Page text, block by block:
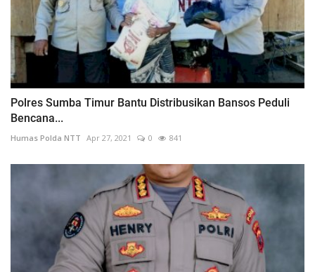
Polres Sumba Timur Bantu Distribusikan Bansos Peduli
Bencana...
Humas Polda NTT Apr 27, 2021 0 841